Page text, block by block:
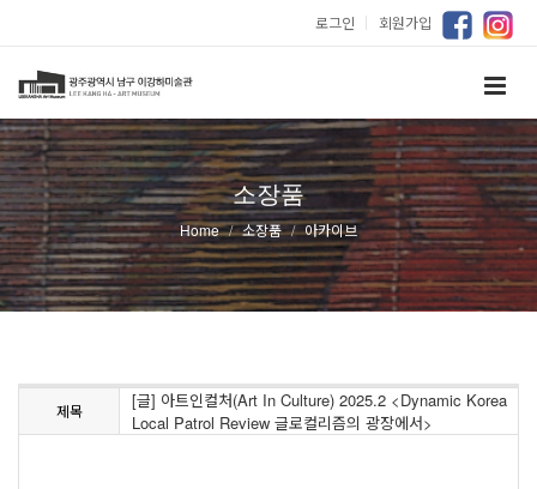
로그인 ｜ 회원가입
소장품
Home 소장품 아카이브
제목
[글] 아트인컬처(Art In Culture) 2025.2 <Dynamic Korea
Local Patrol Review 글로컬리즘의 광장에서>